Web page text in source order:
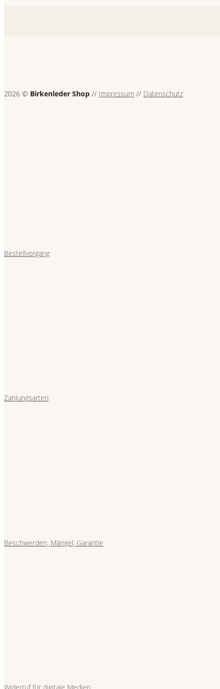
2026 © Birkenleder Shop // Impressum // Datenschutz
Bestellvorgang
Zahlungsarten
Beschwerden, Mängel, Garantie